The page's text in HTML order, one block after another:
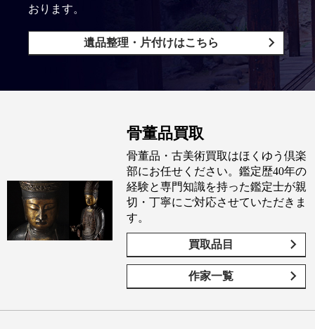
おります。
遺品整理・片付けはこちら
骨董品買取
骨董品・古美術買取はほくゆう倶楽
部にお任せください。鑑定歴40年の
経験と専門知識を持った鑑定士が親
切・丁寧にご対応させていただきま
す。
買取品目
作家一覧